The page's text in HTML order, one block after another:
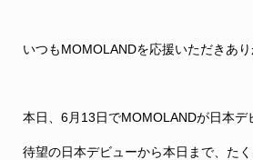
いつもMOMOLANDを応援いただきあり
本日、6月13日でMOMOLANDが日本デ
待望の日本デビューから本日まで、た